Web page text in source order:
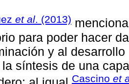
et al. (2013)
para poder hacer
y al
síntesis de una
Cascino et